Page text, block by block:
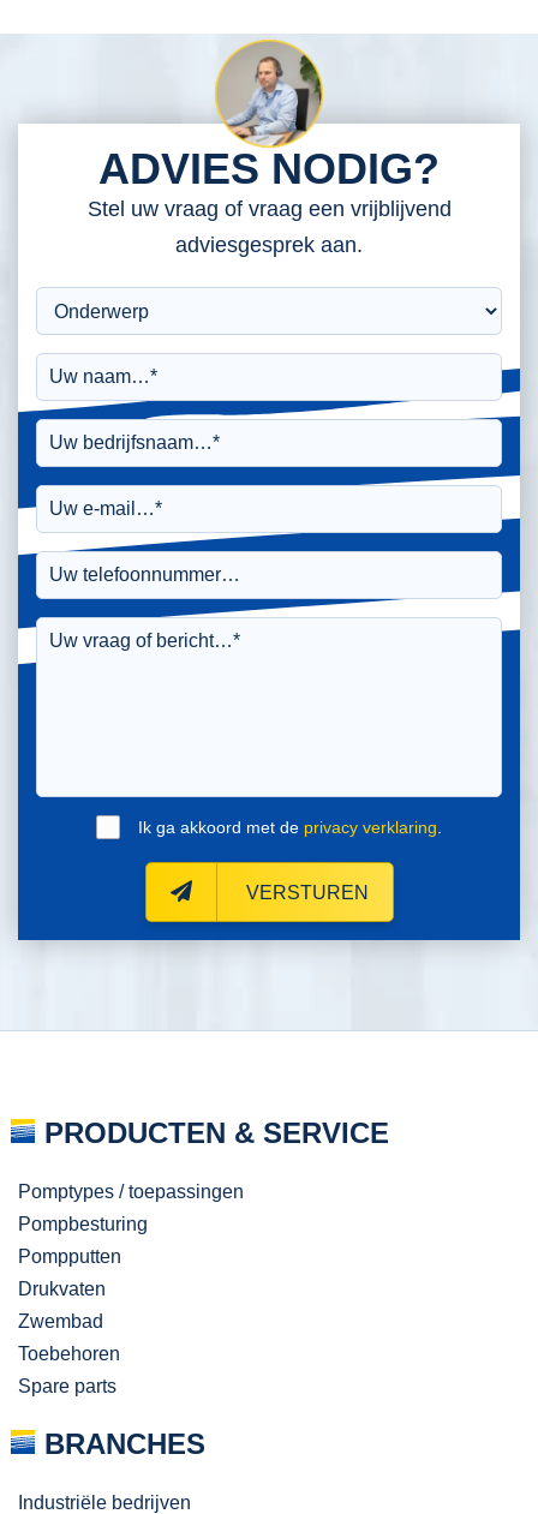
ADVIES NODIG?
Stel uw vraag of vraag een vrijblijvend
adviesgesprek aan.
Ik ga akkoord met de privacy verklaring
VERSTUREN
PRODUCTEN & SERVICE
Pomptypes / toepassingen
Pompbesturing
Pompputten
Drukvaten
Zwembad
Toebehoren
Spare parts
BRANCHES
Industriële bedrijven